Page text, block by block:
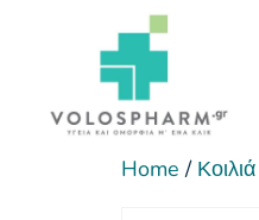
Home / Κοιλιά